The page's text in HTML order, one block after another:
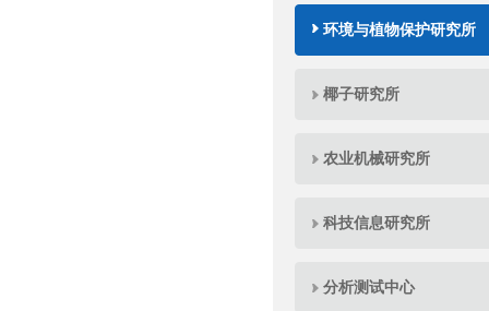
环境与植物保护研究所
椰子研究所
农业机械研究所
科技信息研究所
分析测试中心